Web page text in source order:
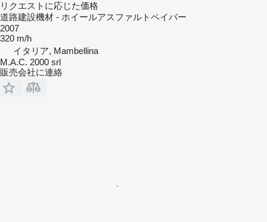
リクエストに応じた価格
道路建設機材 - ホイールアスファルトペイバー
2007
320 m/h
イタリア, Mambellina
M.A.C. 2000 srl
販売会社に連絡